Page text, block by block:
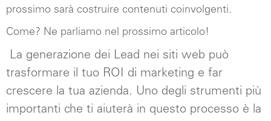
prossimo sarà costruire contenuti coinvolgenti.
Come? Ne parliamo nel prossimo articolo!
La generazione dei Lead nei siti web può
trasformare il tuo ROI di marketing e far
crescere la tua azienda. Uno degli strumenti più
importanti che ti aiuterà in questo processo è la